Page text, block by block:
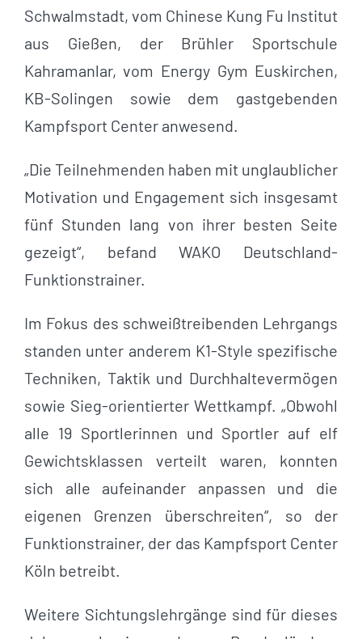
Schwalmstadt, vom Chinese Kung Fu Institut
aus Gießen, der Brühler Sportschule
Kahramanlar, vom Energy Gym Euskirchen,
KB-Solingen sowie dem gastgebenden
Kampfsport Center anwesend.
„Die Teilnehmenden haben mit unglaublicher
Motivation und Engagement sich insgesamt
fünf Stunden lang von ihrer besten Seite
gezeigt“, befand WAKO Deutschland-
Funktionstrainer.
Im Fokus des schweißtreibenden Lehrgangs
standen unter anderem K1-Style spezifische
Techniken, Taktik und Durchhaltevermögen
sowie Sieg-orientierter Wettkampf. „Obwohl
alle 19 Sportlerinnen und Sportler auf elf
Gewichtsklassen verteilt waren, konnten
sich alle aufeinander anpassen und die
eigenen Grenzen überschreiten“, so der
Funktionstrainer, der das Kampfsport Center
Köln betreibt.
Weitere Sichtungslehrgänge sind für dieses